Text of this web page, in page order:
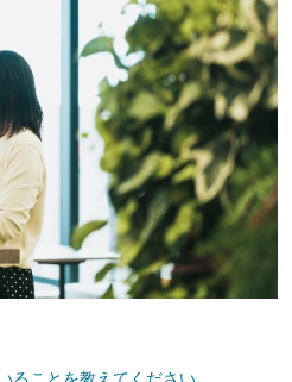
ることを教えてください